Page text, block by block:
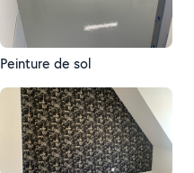
Peinture de sol